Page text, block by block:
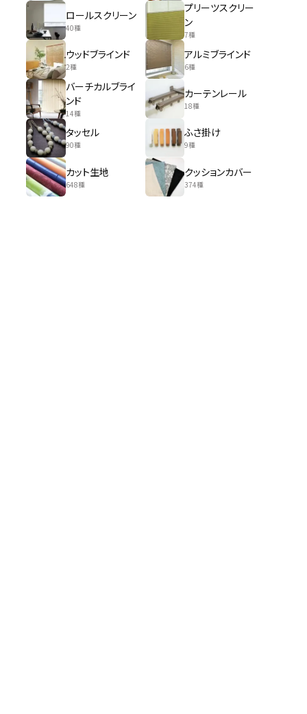
ロールスクリーン
40種
プリーツスクリー
ン
7種
ウッドブラインド
2種
アルミブラインド
6種
バーチカルブライ
ンド
14種
カーテンレール
18種
タッセル
90種
ふさ掛け
9種
カット生地
648種
クッションカバー
374種